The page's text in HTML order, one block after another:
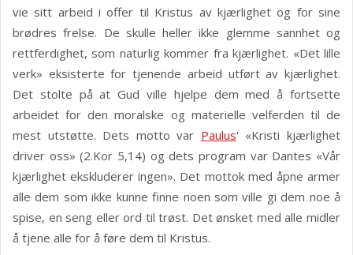
vie sitt arbeid i offer til Kristus av kjærlighet og for sine
brødres frelse. De skulle heller ikke glemme sannhet og
rettferdighet, som naturlig kommer fra kjærlighet. «Det lille
verk» eksisterte for tjenende arbeid utført av kjærlighet.
Det stolte på at Gud ville hjelpe dem med å fortsette
arbeidet for den moralske og materielle velferden til de
mest utstøtte. Dets motto var Paulus' «Kristi kjærlighet
driver oss» (2.Kor 5,14) og dets program var Dantes «Vår
kjærlighet ekskluderer ingen». Det mottok med åpne armer
alle dem som ikke kunne finne noen som ville gi dem noe å
spise, en seng eller ord til trøst. Det ønsket med alle midler
å tjene alle for å føre dem til Kristus.